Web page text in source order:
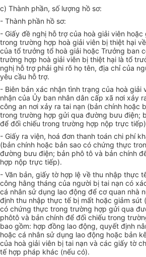
c) Thành phần, số lượng hồ sơ:
- Thành phần hồ sơ:
- Giấy đề nghị hỗ trợ của hoà giải viên hoặc
trong trường hợp hoà giải viên bị thiệt hại
của tổ trưởng tổ hoà giải hoặc Trưởng ban
trường hợp hoà giải viên bị thiệt hại là tổ
nghị hỗ trợ phải ghi rõ họ tên, địa chỉ của
yêu cầu hỗ trợ.
- Biên bản xác nhận tình trạng của hoà giải
nhận của Ủy ban nhân dân cấp xã nơi xảy
công an nơi xảy ra tai nạn (bản chính hoặc
trong trường hợp gửi qua đường bưu điện;
để đối chiếu trong trường hợp nộp trực
- Giấy ra viện, hoá đơn thanh toán chi phí
(bản chính hoặc bản sao có chứng thực
đường bưu điện; bản phô tô và bản chính
hợp nộp trực tiếp).
- Văn bản, giấy tờ hợp lệ về thu nhập thực
công hằng tháng của người bị tai nạn có
cá nhân sử dụng lao động để cơ quan nhà
định thu nhập thực tế bị mất hoặc giảm sút
có chứng thực trong trường hợp gửi qua
phôtô và bản chính để đối chiếu trong
bao gồm: hợp đồng lao động, quyết định
hoặc cá nhân sử dụng lao động hoặc bản
của hoà giải viên bị tai nạn và các giấy tờ
tế hợp pháp khác (nếu có).